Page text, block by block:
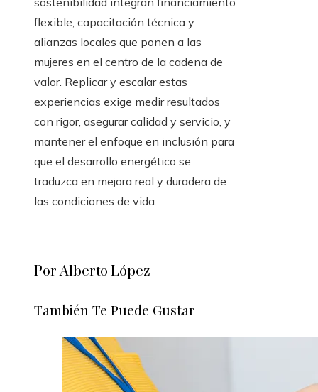
flexible, capacitación técnica y
alianzas locales que ponen a las
mujeres en el centro de la cadena de
valor. Replicar y escalar estas
experiencias exige medir resultados
con rigor, asegurar calidad y servicio, y
mantener el enfoque en inclusión para
que el desarrollo energético se
traduzca en mejora real y duradera de
las condiciones de vida.
Por Alberto López
También Te Puede Gustar